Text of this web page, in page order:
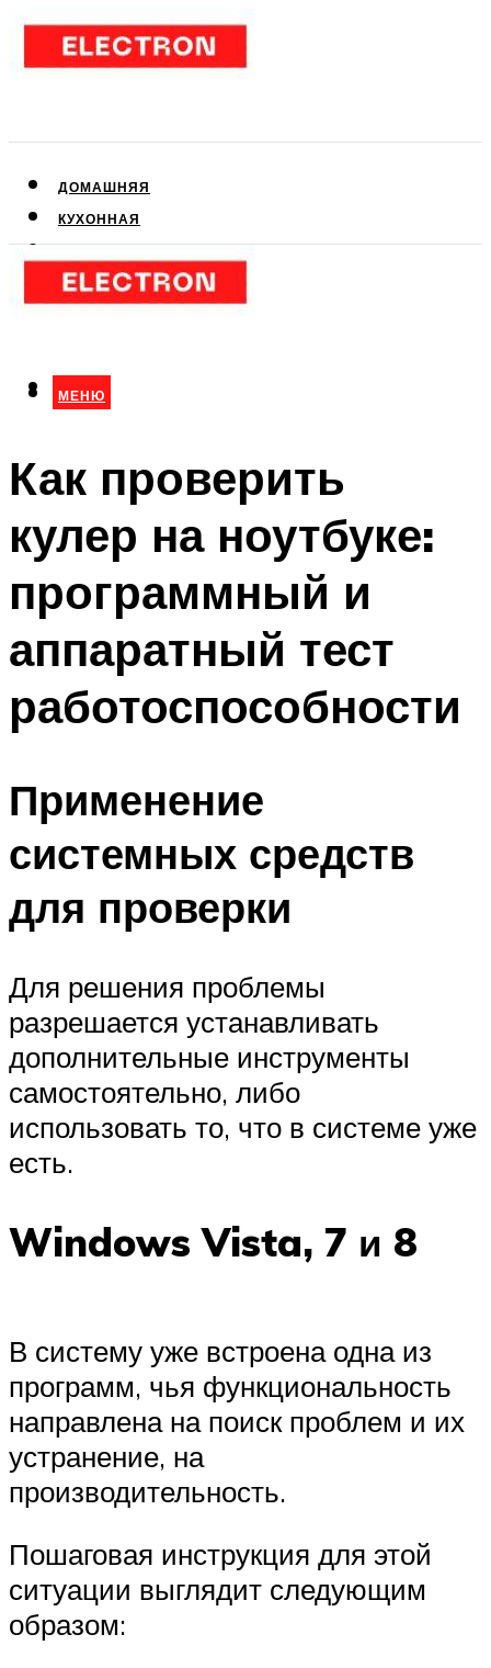
ДОМАШНЯЯ
КУХОННАЯ
КЛИМАТИЧЕСКАЯ
МЕНЮ
МЕНЮ
Как проверить
кулер на ноутбуке:
программный и
аппаратный тест
работоспособности
Применение
системных средств
для проверки
Для решения проблемы
разрешается устанавливать
дополнительные инструменты
самостоятельно, либо
использовать то, что в системе уже
есть.
Windows Vista, 7 и 8
В систему уже встроена одна из
программ, чья функциональность
направлена на поиск проблем и их
устранение, на
производительность.
Пошаговая инструкция для этой
ситуации выглядит следующим
образом: